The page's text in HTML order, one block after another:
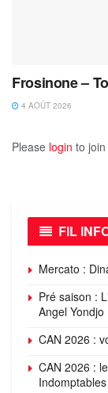
Frosinone –
4 AOÛT 2026
Please login to
FIL
Mercato :
Pré saison :
Angel Yondjo
CAN 2026 :
CAN 2026 :
Indomptables